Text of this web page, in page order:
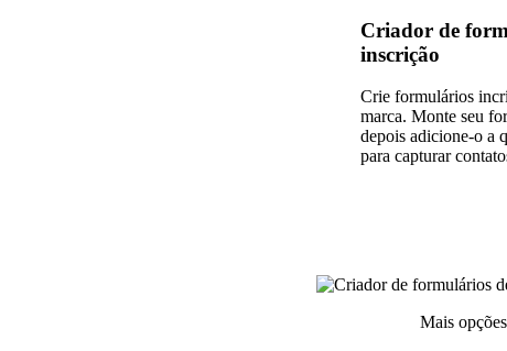
Criador de
inscrição
Crie formulários
marca. Monte seu
depois adicione-o a
para capturar
Mais